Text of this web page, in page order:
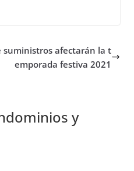
suministros afectarán la t
emporada festiva 2021
y